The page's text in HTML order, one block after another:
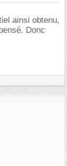
ainsi obtenu,
Donc